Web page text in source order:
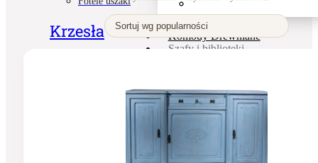
Krzesła
Komody Drewniane
Szafy i biblioteki
Kanapy
Komody Drewniane
Szafy i biblioteki
Szafy drewniane naturalne
Szafy pojedyncze
Szafy z drzwiami żaluzjowymi
Biblioteki klasyczne
popularności